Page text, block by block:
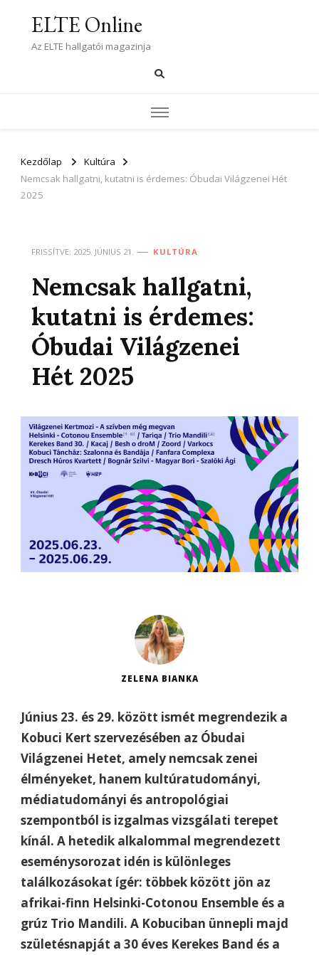
ELTE Online
Az ELTE hallgatói magazinja
Kezdőlap
Kultúra
Nemcsak hallgatni, kutatni is érdemes: Óbudai Világzenei Hét
2025
FRISSÍTVE: 2025. JÚNIUS 21. KULTÚRA
Nemcsak hallgatni,
kutatni is érdemes:
Óbudai Világzenei
Hét 2025
ZELENA BIANKA
Június 23. és 29. között ismét megrendezik a
Kobuci Kert szervezésében az Óbudai
Világzenei Hetet, amely nemcsak zenei
élményeket, hanem kultúratudományi,
médiatudományi és antropológiai
szempontból is izgalmas vizsgálati terepet
kínál. A hetedik alkalommal megrendezett
eseménysorozat idén is különleges
találkozásokat ígér: többek között jön az
afrikai-finn Helsinki-Cotonou Ensemble és a
grúz Trio Mandili. A Kobuciban ünnepli majd
születésnapját a 30 éves Kerekes Band és a